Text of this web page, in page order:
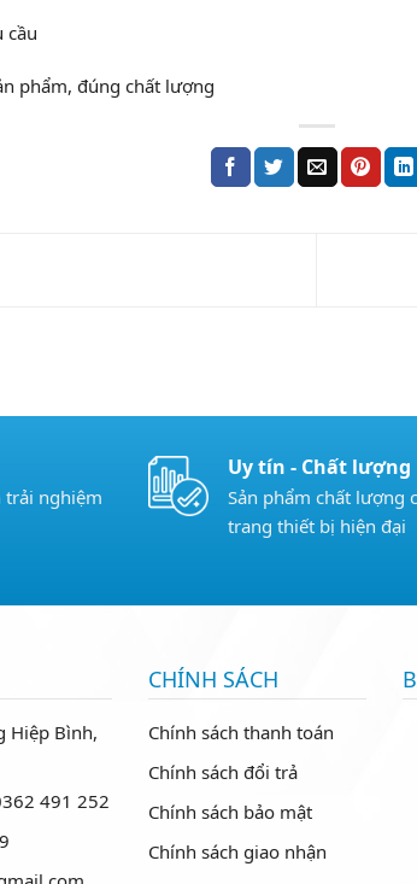
cầu
phẩm, đúng chất lượng
trải nghiệm
Uy tín - Chất lượng
Sản phẩm chất lượng
trang thiết bị hiện đại
Hiệp Bình,
491 252
CHÍNH SÁCH
Chính sách thanh toán
Chính sách đổi trả
Chính sách bảo mật
Chính sách giao nhận